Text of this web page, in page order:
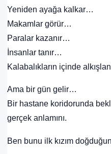
Yeniden ayağa kalkar…
Makamlar görür…
Paralar kazanır…
İnsanlar tanır…
Kalabalıkların içinde
Ama bir gün gelir…
Bir hastane koridorunda
gerçek anlamını.
Ben bunu ilk kızım